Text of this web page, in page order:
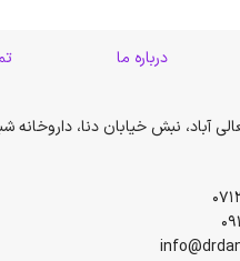
درباره ما
آباد، نبش خیابان دنا، داروخانه